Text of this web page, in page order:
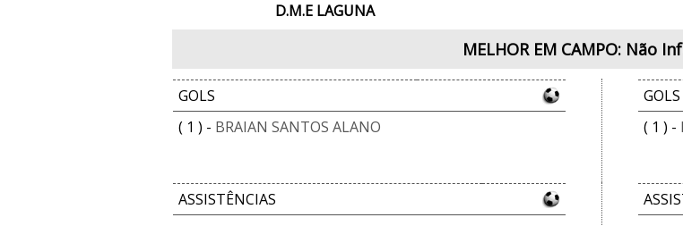
D.M.E LAGUNA
MELHOR EM CAMPO: Não
GOLS
( 1 ) - BRAIAN SANTOS ALANO
GOLS
( 1 ) -
ASSISTÊNCIAS